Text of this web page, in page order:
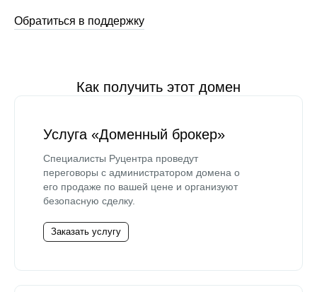
Обратиться в поддержку
Как получить этот домен
Услуга «Доменный брокер»
Специалисты Руцентра проведут
переговоры с администратором домена о
его продаже по вашей цене и организуют
безопасную сделку.
Заказать услугу